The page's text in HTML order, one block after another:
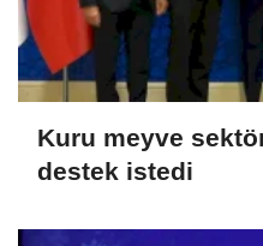
Kuru meyve
destek istedi